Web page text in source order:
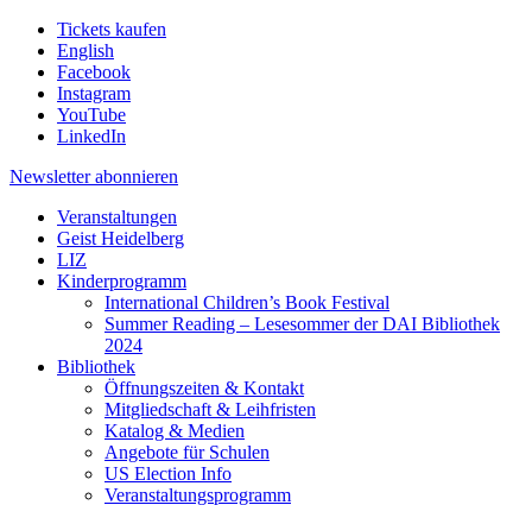
Tickets kaufen
English
Facebook
Instagram
YouTube
LinkedIn
Newsletter abonnieren
Veranstaltungen
Geist Heidelberg
LIZ
Kinderprogramm
International Children’s Book Festival
Summer Reading – Lesesommer der DAI Bibliothek
2024
Bibliothek
Öffnungszeiten & Kontakt
Mitgliedschaft & Leihfristen
Katalog & Medien
Angebote für Schulen
US Election Info
Veranstaltungsprogramm